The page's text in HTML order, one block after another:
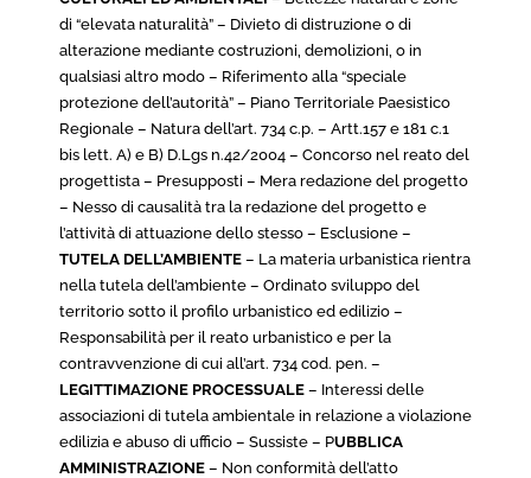
di “elevata naturalità” – Divieto di distruzione o di
alterazione mediante costruzioni, demolizioni, o in
qualsiasi altro modo – Riferimento alla “speciale
protezione dell’autorità” – Piano Territoriale Paesistico
Regionale – Natura dell’art. 734 c.p. – Artt.157 e 181 c.1
bis lett. A) e B) D.Lgs n.42/2004 – Concorso nel reato del
progettista – Presupposti – Mera redazione del progetto
– Nesso di causalità tra la redazione del progetto e
l’attività di attuazione dello stesso – Esclusione –
TUTELA DELL’AMBIENTE – La materia urbanistica rientra
nella tutela dell’ambiente – Ordinato sviluppo del
territorio sotto il profilo urbanistico ed edilizio –
Responsabilità per il reato urbanistico e per la
contravvenzione di cui all’art. 734 cod. pen. –
LEGITTIMAZIONE PROCESSUALE – Interessi delle
associazioni di tutela ambientale in relazione a violazione
edilizia e abuso di ufficio – Sussiste – PUBBLICA
AMMINISTRAZIONE – Non conformità dell’atto